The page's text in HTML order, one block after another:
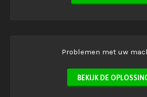
Problemen met uw
BEKIJK DE